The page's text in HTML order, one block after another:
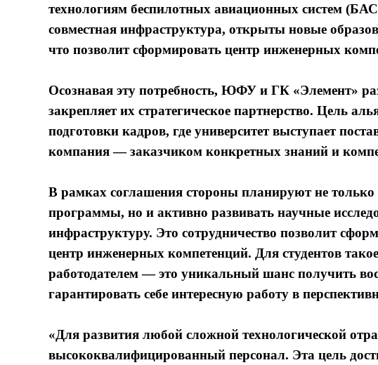
технологиям беспилотных авиационных систем
совместная инфраструктура, открыты новые
что позволит сформировать центр инженерных
Осознавая эту потребность, ЮФУ и ГК «Элемент»
закрепляет их стратегическое партнерство. Цель
подготовки кадров, где университет выступает
компания — заказчиком конкретных знаний и
В рамках соглашения стороны планируют не только
программы, но и активно развивать научные
инфраструктуру. Это сотрудничество позволит
центр инженерных компетенций. Для студентов
работодателем — это уникальный шанс получить
гарантировать себе интересную работу в
«Для развития любой сложной технологической
высококвалифицированный персонал. Эта цель